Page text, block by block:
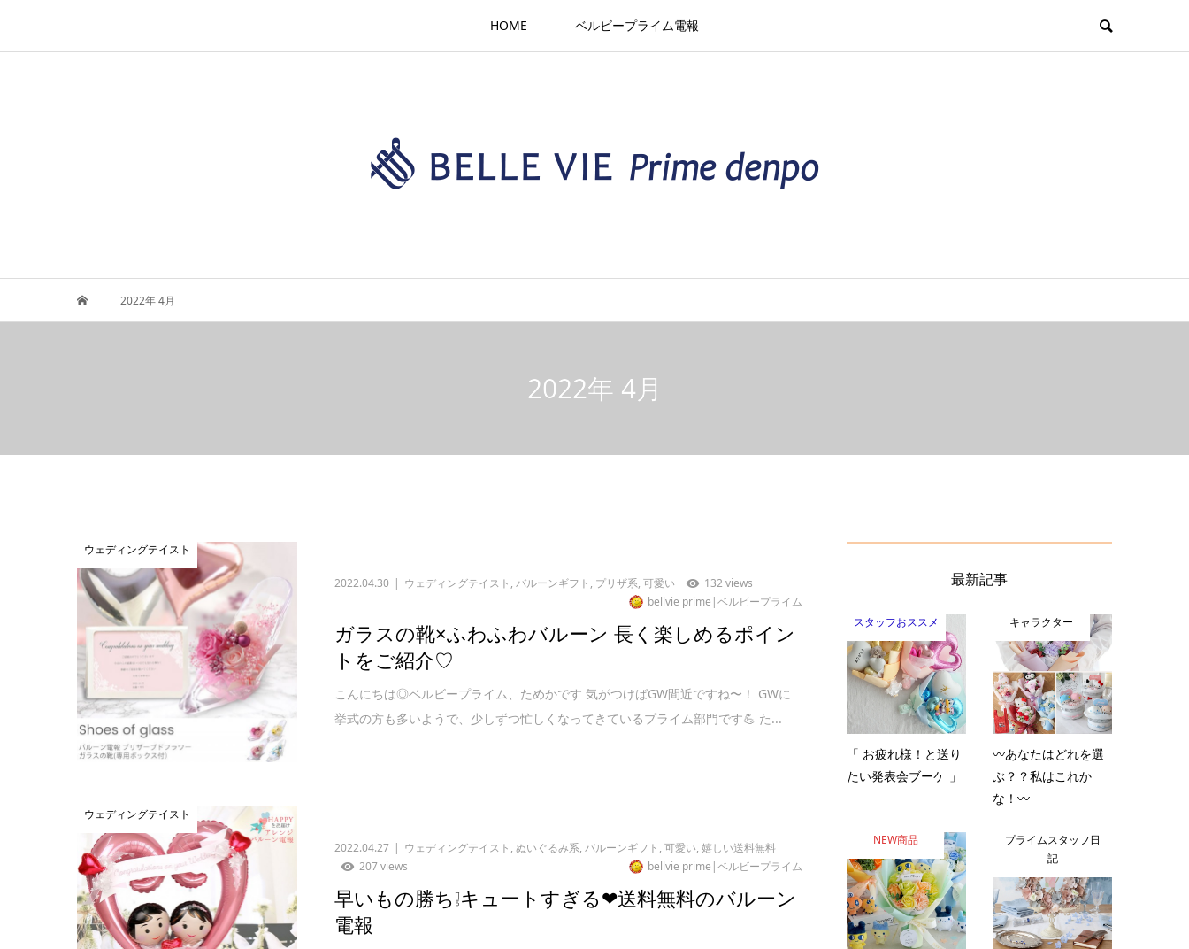
HOME ベルビープライム電報
2022年 4月
2022年 4月
ウェディングテイスト
2022.04.30 ウェディングテイスト ,バルーンギフト , プリザ系,可愛い
132 views
bellvie prime|ベルビープライム
ガラスの靴×ふわふわバルーン 長く楽しめるポイン
トをご紹介♡
こんにちは◎ベルビープライム、ためかです 気がつけばGW間近ですね〜！ GWに
挙式の方も多いようで、少しずつ忙しくなってきているプライム部門です💪 た...
ウェディングテイスト
2022.04.27 ウェディングテイスト ,ぬいぐるみ系,バルーンギフト ,可愛い,嬉しい送料無料
207 views
bellvie prime|ベルビープライム
早いもの勝ち❕キュートすぎる❤送料無料のバルーン
電報
最新記事
スタッフおススメ
「 お疲れ様！と送り
たい発表会ブーケ 」
キャラクター
〰️あなたはどれを選
ぶ？？私はこれか
な！〰️
NEW商品
プライムスタッフ日
記